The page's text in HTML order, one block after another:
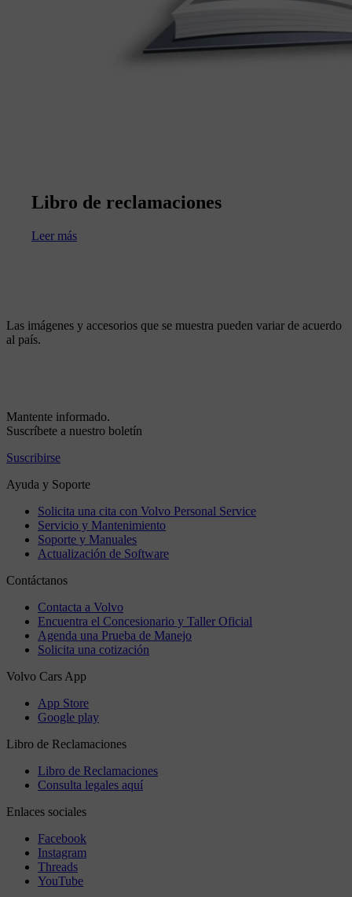
Libro de reclamaciones
Leer más
Las imágenes y accesorios que se muestra pueden variar de acuerdo
al país.